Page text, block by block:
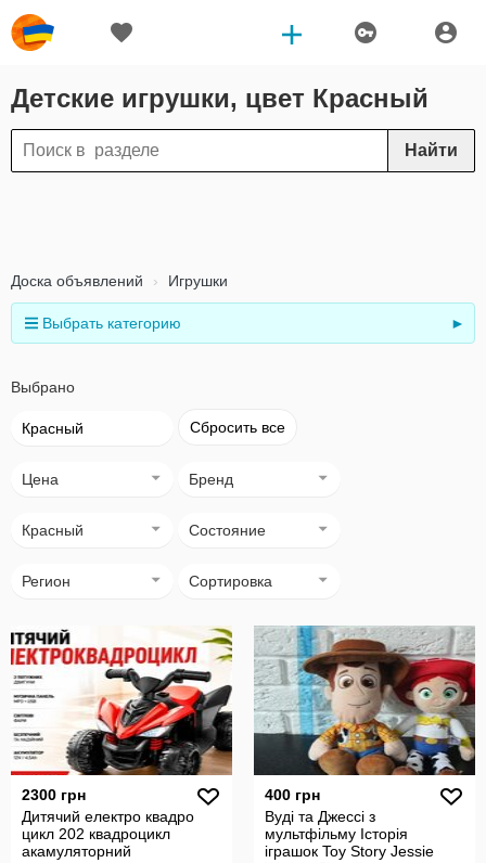
Детские игрушки, цвет Красный
Найти
Доска объявлений Игрушки
Выбрать категорию ►
Выбрано
Красный Сбросить все
Цена Бренд
Красный Состояние
Регион Сортировка
2300 грн
Дитячий електро квадро
цикл 202 квадроцикл
акамуляторний
400 грн
Вуді та Джессі з
мультфільму Історія
іграшок Toy Story Jessie